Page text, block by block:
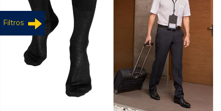
Filtros